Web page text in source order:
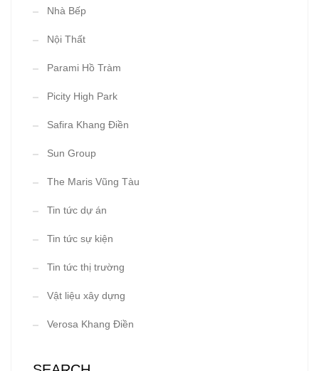
Nhà Bếp
Nội Thất
Parami Hồ Tràm
Picity High Park
Safira Khang Điền
Sun Group
The Maris Vũng Tàu
Tin tức dự án
Tin tức sự kiện
Tin tức thị trường
Vật liệu xây dựng
Verosa Khang Điền